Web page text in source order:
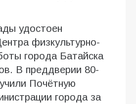
удостоен
физкультурно-
города Батайска
В преддверии 80-
Почётную
города за